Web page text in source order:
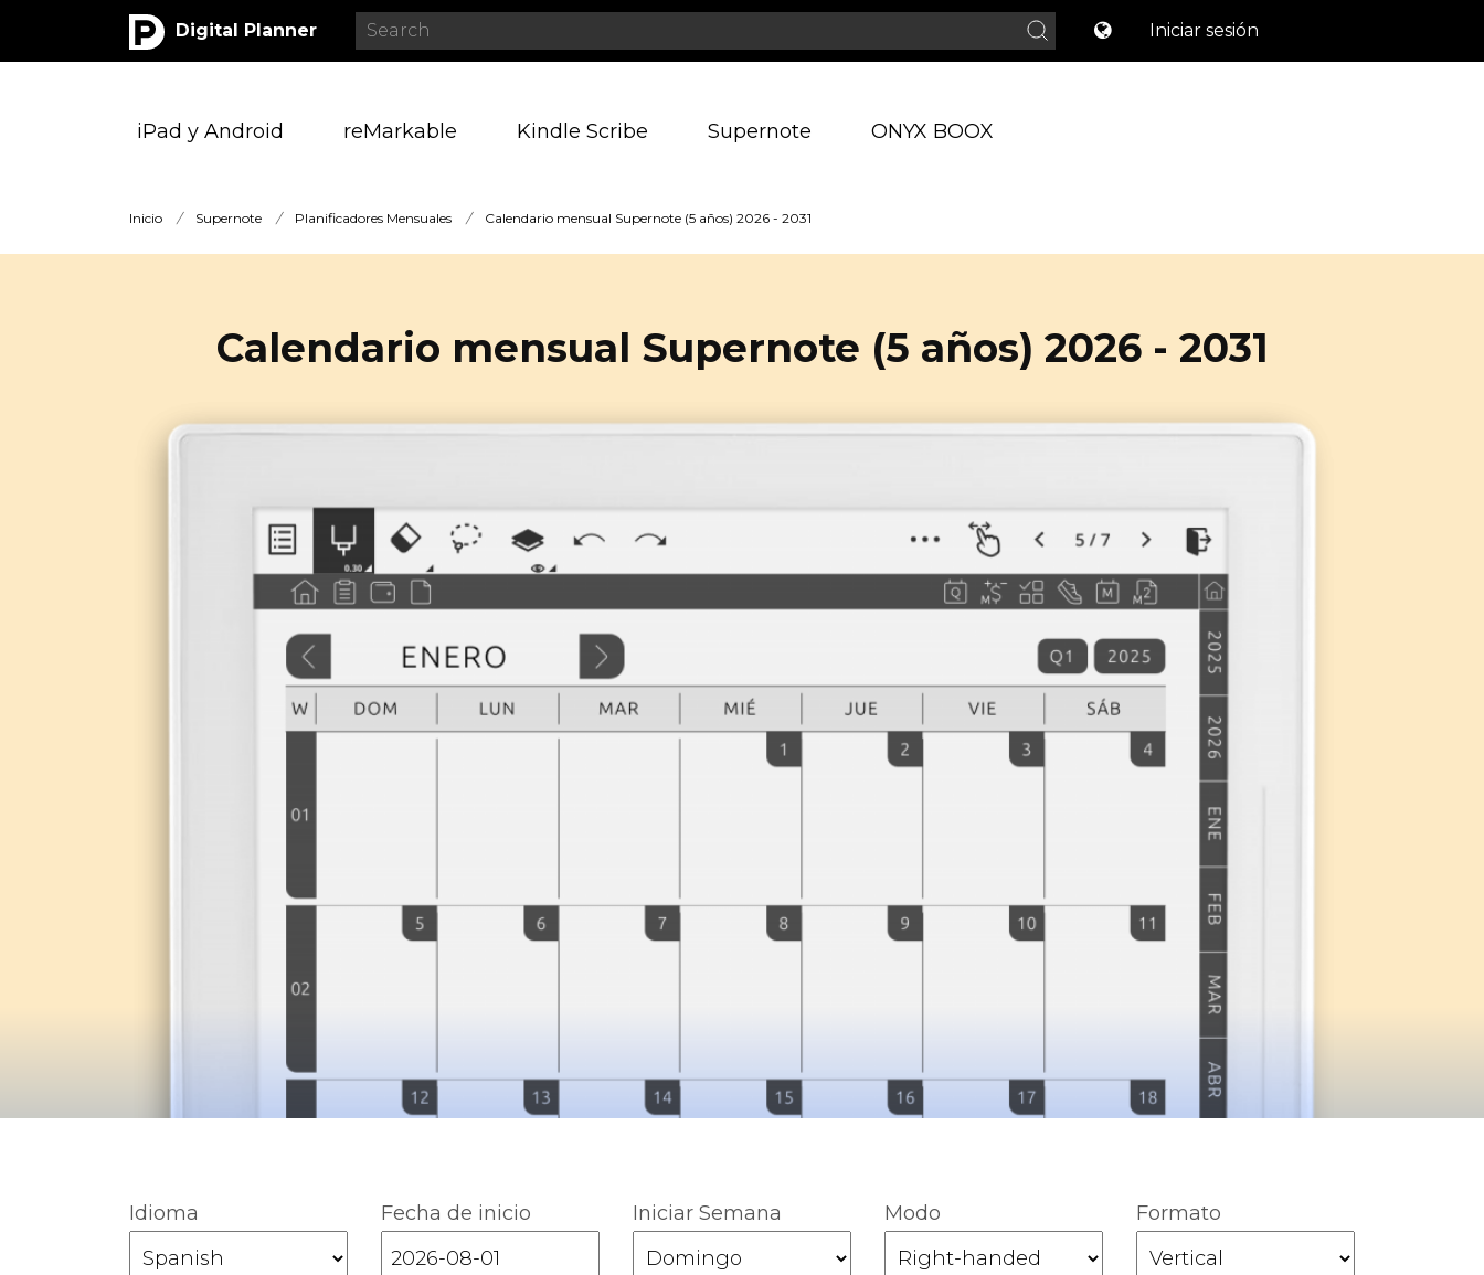
Digital Planner Iniciar sesión
iPad y Android reMarkable Kindle Scribe Supernote ONYX BOOX
Inicio / Supernote / Planificadores Mensuales / Calendario mensual Supernote (5 años) 2026 - 2031
Calendario mensual Supernote (5 años) 2026 - 2031
Idioma Fecha de inicio Iniciar Semana Modo Formato